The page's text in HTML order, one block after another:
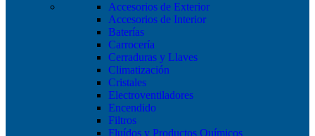
Accesorios de Exterior
Accesorios de Interior
Baterías
Carrocería
Cerraduras y Llaves
Climatización
Cristales
Electroventiladores
Encendido
Filtros
Fluídos y Productos Químicos